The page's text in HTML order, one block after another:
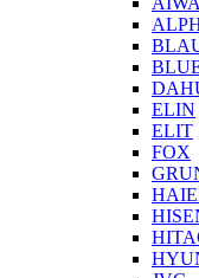
ELIN
ELIT
FOX